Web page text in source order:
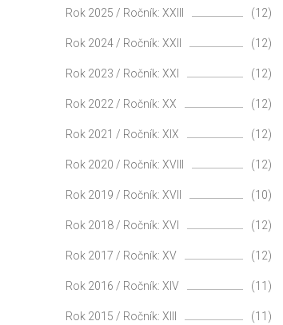
Rok 2025 / Ročník: XXIII (12)
Rok 2024 / Ročník: XXII (12)
Rok 2023 / Ročník: XXI (12)
Rok 2022 / Ročník: XX (12)
Rok 2021 / Ročník: XIX (12)
Rok 2020 / Ročník: XVIII (12)
Rok 2019 / Ročník: XVII (10)
Rok 2018 / Ročník: XVI (12)
Rok 2017 / Ročník: XV (12)
Rok 2016 / Ročník: XIV (11)
Rok 2015 / Ročník: XIII (11)